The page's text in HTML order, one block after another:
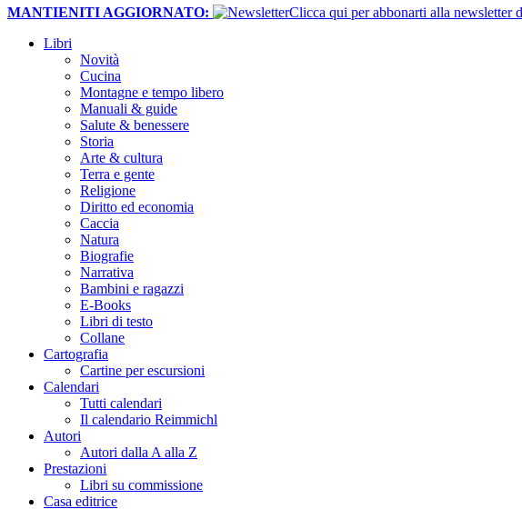
MANTIENITI AGGIORNATO:
​Clicca qui per abbonarti alla
Libri
Novità
Cucina
Montagne e tempo libero
Manuali & guide
Salute & benessere
Storia
Arte & cultura
Terra e gente
Religione
Diritto ed economia
Caccia
Natura
Biografie
Narrativa
Bambini e ragazzi
E-Books
Libri di testo
Collane
Cartografia
Cartine per escursioni
Calendari
Tutti calendari
Il calendario Reimmichl
Autori
Autori dalla A alla Z
Prestazioni
Libri su commissione
Casa editrice